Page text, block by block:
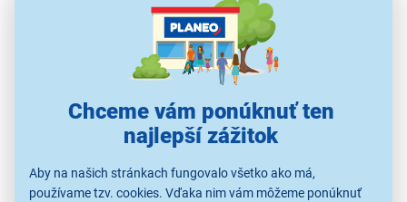
Chceme vám ponúknuť ten
najlepší zážitok
Aby na našich stránkach fungovalo všetko ako má,
používame tzv. cookies. Vďaka nim vám môžeme ponúknuť
krásne, voľné a prirodzene vyzerajúce
pomocou kulmy Remington CI6525 Pro Soft.
10 teplotným nastaveniam, od 130°C do
, si vyberiete tu ideálnu teplotu na vytvorenie a
vlasov.
musieť už nikdy na svoj dokonalý účes čakať!